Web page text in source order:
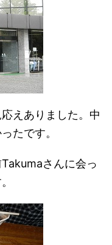
えありました。中
たです。
さんに会っ